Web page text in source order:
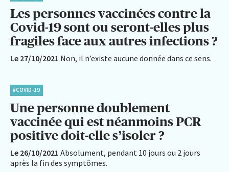
Les personnes vaccinées contre la
Covid-19 sont ou seront-elles plus
fragiles face aux autres infections ?
Le 27/10/2021 Non, il n’existe aucune donnée dans ce sens.
#COVID-19
Une personne doublement
vaccinée qui est néanmoins PCR
positive doit-elle s’isoler ?
Le 26/10/2021 Absolument, pendant 10 jours ou 2 jours
après la fin des symptômes.